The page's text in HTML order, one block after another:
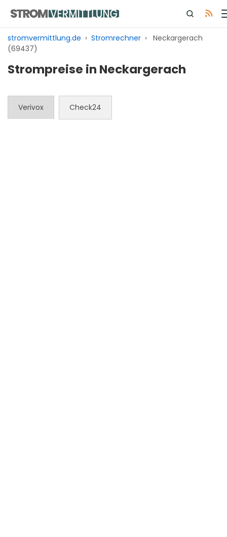
Inhalt
springen
stromvermittlung.de › Stromrechner › Neckargerach
(69437)
Strompreise in Neckargerach
Verivox Check24